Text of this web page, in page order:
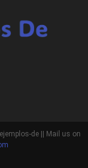
de || Mail us on